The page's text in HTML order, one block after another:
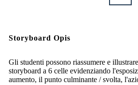
Storyboard Opis
Gli studenti possono riassumere e
storyboard a 6 celle evidenziando
aumento, il punto culminante / svolta,